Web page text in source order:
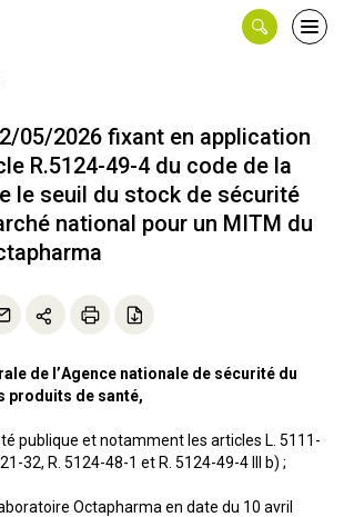
05/2026 fixant en application
R.5124-49-4 du code de la
le seuil du stock de sécurité
national pour un MITM du
de l’Agence nationale de sécurité du
produits de santé,
publique et notamment les articles L. 5111-
32, R. 5124-48-1 et R. 5124-49-4 III b) ;
Octapharma en date du 10 avril